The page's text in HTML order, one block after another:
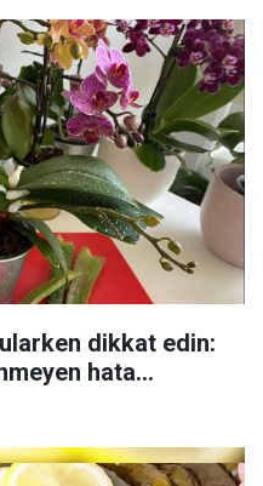
dikkat edin:
hata...